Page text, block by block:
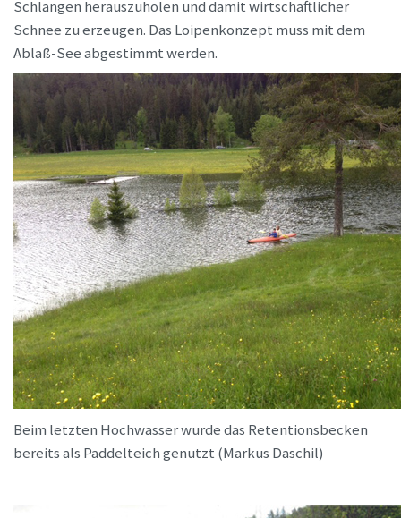
Schlangen herauszuholen und damit wirtschaftlicher
Schnee zu erzeugen. Das Loipenkonzept muss mit dem
Ablaß-See abgestimmt werden.
Beim letzten Hochwasser wurde das Retentionsbecken
bereits als Paddelteich genutzt (Markus Daschil)